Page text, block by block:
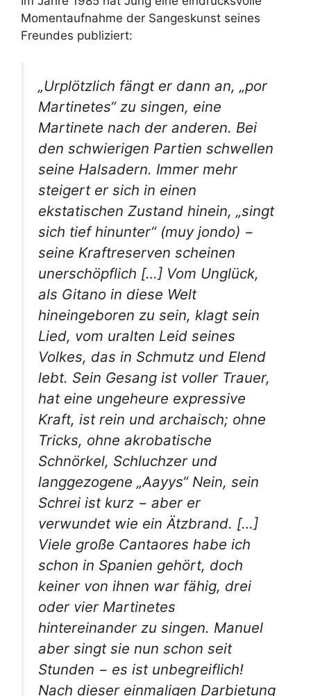
Momentaufnahme der Sangeskunst seines
Freundes publiziert:
„Urplötzlich fängt er dann an, „por
Martinetes“ zu singen, eine
Martinete nach der anderen. Bei
den schwierigen Partien schwellen
seine Halsadern. Immer mehr
steigert er sich in einen
ekstatischen Zustand hinein, „singt
sich tief hinunter“ (muy jondo) −
seine Kraftreserven scheinen
unerschöpflich […] Vom Unglück,
als Gitano in diese Welt
hineingeboren zu sein, klagt sein
Lied, vom uralten Leid seines
Volkes, das in Schmutz und Elend
lebt. Sein Gesang ist voller Trauer,
hat eine ungeheure expressive
Kraft, ist rein und archaisch; ohne
Tricks, ohne akrobatische
Schnörkel, Schluchzer und
langgezogene „Aayys“ Nein, sein
Schrei ist kurz − aber er
verwundet wie ein Ätzbrand. […]
Viele große Cantaores habe ich
schon in Spanien gehört, doch
keiner von ihnen war fähig, drei
oder vier Martinetes
hintereinander zu singen. Manuel
aber singt sie nun schon seit
Stunden − es ist unbegreiflich!
Nach dieser einmaligen Darbietung